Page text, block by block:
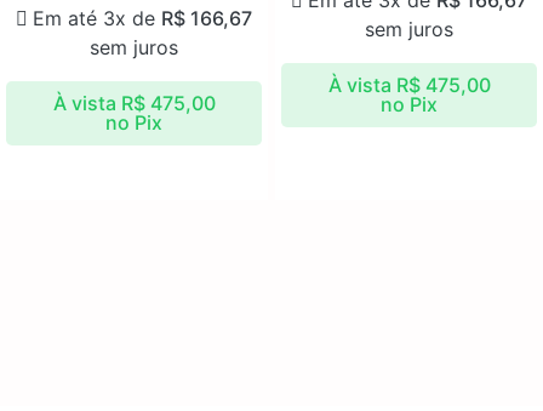
À vista R$475,00
no Pix
Em até 3x de R$ 166,67
sem juros
À vista R$475,00
no Pix
sem juros